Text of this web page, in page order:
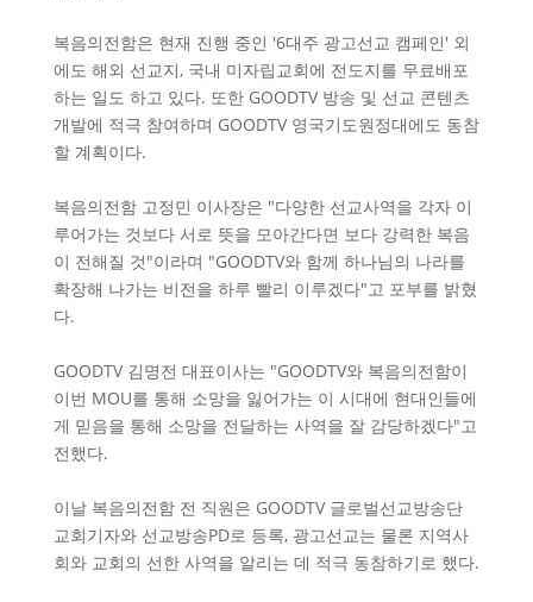
복음의전함은 현재 진행 중인 '6대주 광고선교 캠페인' 외
에도 해외 선교지, 국내 미자립교회에 전도지를 무료배포
하는 일도 하고 있다. 또한 GOODTV 방송 및 선교 콘텐츠
개발에 적극 참여하며 GOODTV 영국기도원정대에도 동참
할 계획이다.
복음의전함 고정민 이사장은 "다양한 선교사역을 각자 이
루어가는 것보다 서로 뜻을 모아간다면 보다 강력한 복음
이 전해질 것"이라며 "GOODTV와 함께 하나님의 나라를
확장해 나가는 비전을 하루 빨리 이루겠다"고 포부를 밝혔
다.
GOODTV 김명전 대표이사는 "GOODTV와 복음의전함이
이번 MOU를 통해 소망을 잃어가는 이 시대에 현대인들에
게 믿음을 통해 소망을 전달하는 사역을 잘 감당하겠다"고
전했다.
이날 복음의전함 전 직원은 GOODTV 글로벌선교방송단
교회기자와 선교방송PD로 등록, 광고선교는 물론 지역사
회와 교회의 선한 사역을 알리는 데 적극 동참하기로 했다.